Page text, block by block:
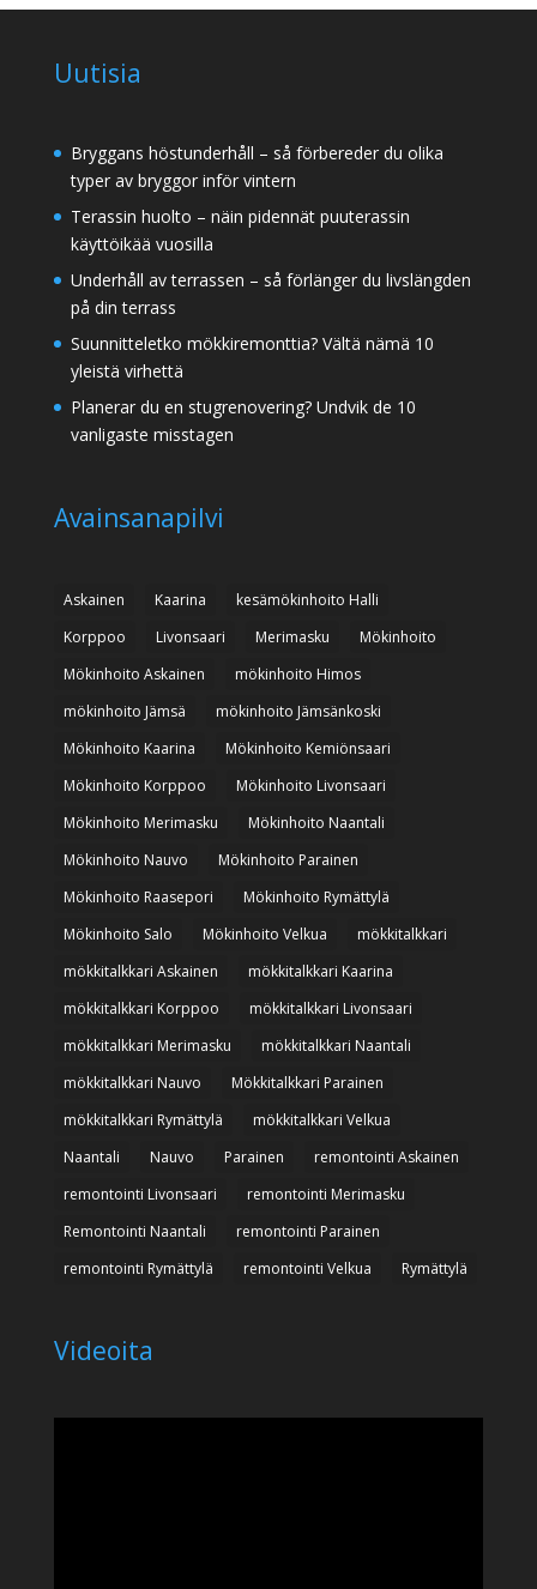
Uutisia
Bryggans höstunderhåll – så förbereder du olika
typer av bryggor inför vintern
Terassin huolto – näin pidennät puuterassin
käyttöikää vuosilla
Underhåll av terrassen – så förlänger du livslängden
på din terrass
Suunnitteletko mökkiremonttia? Vältä nämä 10
yleistä virhettä
Planerar du en stugrenovering? Undvik de 10
vanligaste misstagen
Avainsanapilvi
Askainen Kaarina
kesämökinhoito Halli
Korppoo
Livonsaari Merimasku
Mökinhoito
Mökinhoito Askainen
mökinhoito Himos
mökinhoito Jämsä
mökinhoito Jämsänkoski
Mökinhoito Kaarina
Mökinhoito Kemiönsaari
Mökinhoito Korppoo
Mökinhoito Livonsaari
Mökinhoito Merimasku
Mökinhoito Naantali
Mökinhoito Nauvo
Mökinhoito Parainen
Mökinhoito Raasepori
Mökinhoito Rymättylä
Mökinhoito Salo
Mökinhoito Velkua
mökkitalkkari
mökkitalkkari Askainen
mökkitalkkari Kaarina
mökkitalkkari Korppoo
mökkitalkkari Livonsaari
mökkitalkkari Merimasku
mökkitalkkari Naantali
mökkitalkkari Nauvo
Mökkitalkkari Parainen
mökkitalkkari Rymättylä
mökkitalkkari Velkua
Naantali
Nauvo Parainen
remontointi Askainen
remontointi Livonsaari
remontointi Merimasku
Remontointi Naantali
remontointi Parainen
remontointi Rymättylä
remontointi Velkua Rymättylä
Videoita